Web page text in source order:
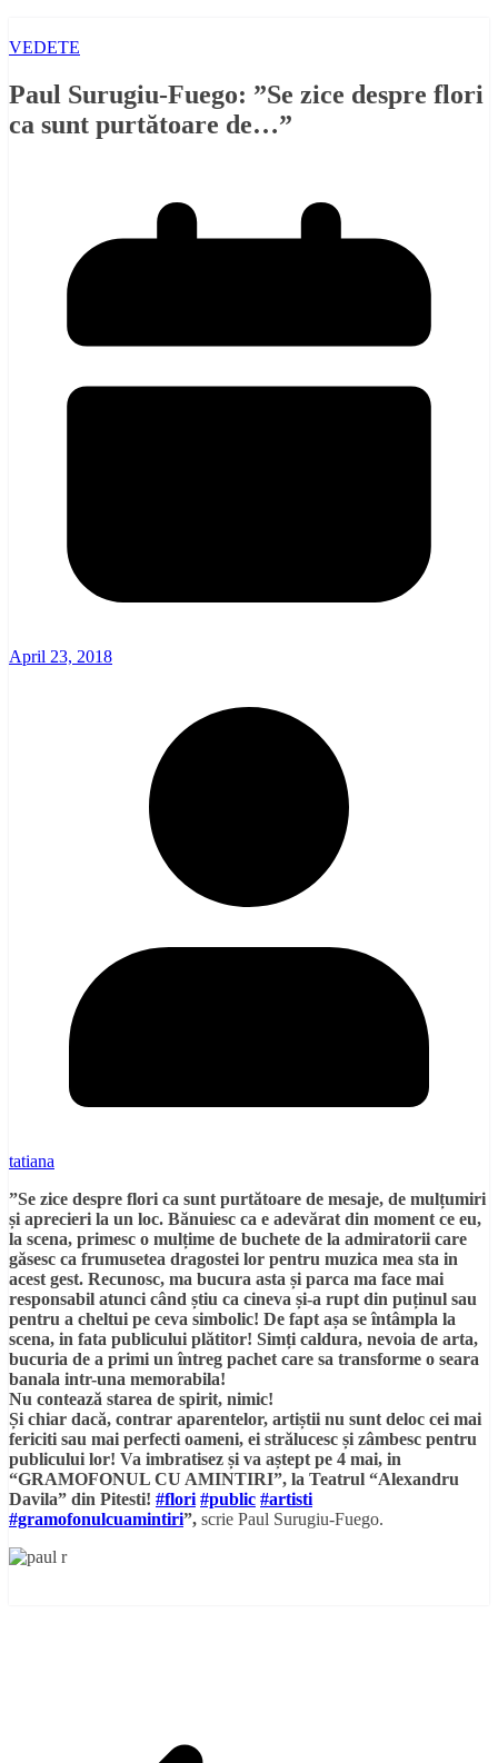
VEDETE
Paul Surugiu-Fuego: ”Se zice despre flori
ca sunt purtătoare de…”
April 23, 2018
tatiana
”Se zice despre flori ca sunt purtătoare de mesaje, de mulțumiri
și aprecieri la un loc. Bănuiesc ca e adevărat din moment ce eu,
la scena, primesc o mulțime de buchete de la admiratorii care
găsesc ca frumusetea dragostei lor pentru muzica mea sta in
acest gest. Recunosc, ma bucura asta și parca ma face mai
responsabil atunci când știu ca cineva și-a rupt din puținul sau
pentru a cheltui pe ceva simbolic! De fapt așa se întâmpla la
scena, in fata publicului plătitor! Simți caldura, nevoia de arta,
bucuria de a primi un întreg pachet care sa transforme o seara
banala intr-una memorabila!
Nu contează starea de spirit, nimic!
Și chiar dacă, contrar aparentelor, artiștii nu sunt deloc cei mai
fericiti sau mai perfecti oameni, ei strălucesc și zâmbesc pentru
publicului lor! Va imbratisez și va aștept pe 4 mai, in
“GRAMOFONUL CU AMINTIRI”, la Teatrul “Alexandru
Davila” din Pitesti! #flori #public #artisti
#gramofonulcuamintiri”, scrie Paul Surugiu-Fuego.